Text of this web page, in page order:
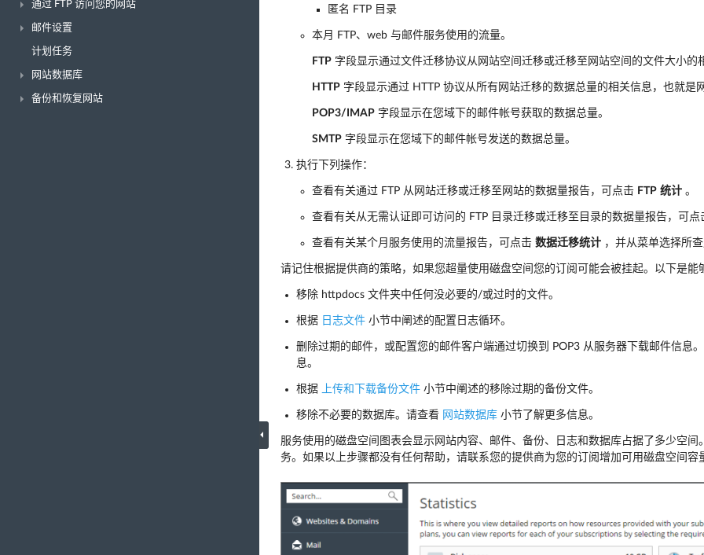
通过 FTP 访问您的网站
邮件设置
计划任务
网站数据库
备份和恢复网站
匿名 FTP 目录
本月 FTP、web 与邮件服务使用的流量。
FTP 字段显示通过文件迁移协议从网站空间迁移或迁移至网站空间的文件大小的
HTTP 字段显示通过 HTTP 协议从所有网站迁移的数据总量的相关信息，也就是
POP3/IMAP 字段显示在您域下的邮件帐号获取的数据总量。
SMTP 字段显示在您域下的邮件帐号发送的数据总量。
执行下列操作：
查看有关通过 FTP 从网站迁移或迁移至网站的数据量报告，可点击 FTP 统计 。
查看有关从无需认证即可访问的 FTP 目录迁移或迁移至目录的数据量报告，可
查看有关某个月服务使用的流量报告，可点击 数据迁移统计 ，并从菜单选择所
请记住根据提供商的策略，如果您超量使用磁盘空间您的订阅可能会被挂起。以下是
移除 httpdocs 文件夹中任何没必要的/或过时的文件。
根据 日志文件 小节中阐述的配置日志循环。
删除过期的邮件，或配置您的邮件客户端通过切换到 POP3 从服务器下载邮件信息
息。
根据 上传和下载备份文件 小节中阐述的移除过期的备份文件。
移除不必要的数据库。请查看 网站数据库 小节了解更多信息。
服务使用的磁盘空间图表会显示网站内容、邮件、备份、日志和数据库占据了多少空
务。如果以上步骤都没有任何帮助，请联系您的提供商为您的订阅增加可用磁盘空间容